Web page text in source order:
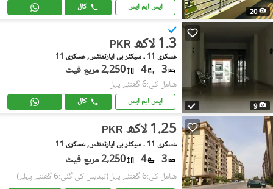
20 ایس ایم ایس کال
9
PKR 1.3 لاکھ
عسکری 11 ۔ سیکٹر بی اپارٹمنٹس, عسکری 11
3
4 2,250 مربع فیٹ
شامل کی:6 گھنٹے پہل
ایس ایم ایس کال
PKR 1.25 لاکھ
عسکری 11 ۔ سیکٹر بی اپارٹمنٹس, عسکری 11
3
4 2,250 مربع فیٹ
شامل کی:6 گھنٹے پہل (تبدیلی کی گئی:6 گھنٹے پہلے)